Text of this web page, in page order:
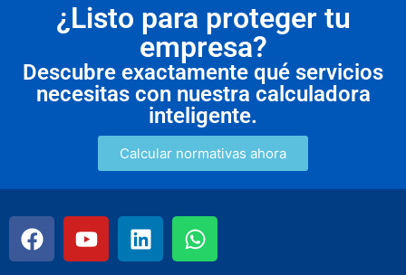
¿Listo para proteger tu
empresa?
Descubre exactamente qué servicios
necesitas con nuestra calculadora
inteligente.
Calcular normativas ahora